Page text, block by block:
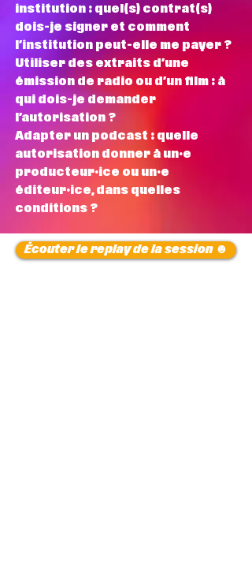
institution : quel(s) contrat(s)
dois-je signer et comment
l’institution peut-elle me payer ?
Utiliser des extraits d’une
émission de radio ou d’un film : à
qui dois-je demander
l’autorisation ?
Adapter un podcast : quelle
autorisation donner à un·e
producteur·ice ou un·e
éditeur·ice, dans quelles
conditions ?
Écouter le replay de la session ☻